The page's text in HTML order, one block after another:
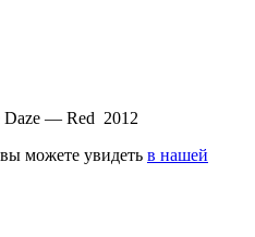
Daze — Red 2012
можете увидеть в нашей